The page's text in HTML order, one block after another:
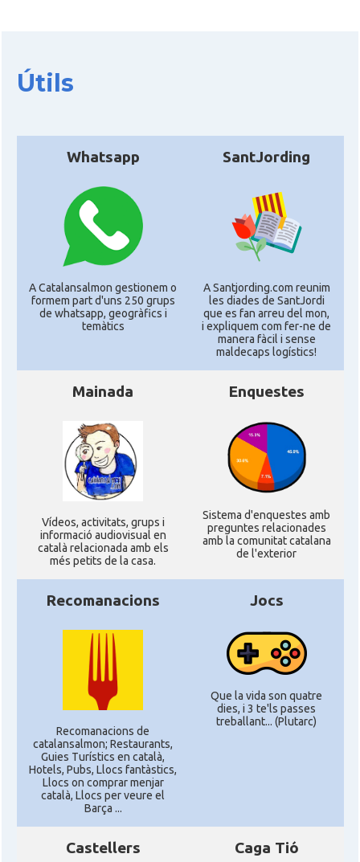
Útils
Whatsapp
A Catalansalmon gestionem o
formem part d'uns 250 grups
de whatsapp, geogràfics i
temàtics
SantJording
A Santjording.com reunim
les diades de SantJordi
que es fan arreu del mon,
i expliquem com fer-ne de
manera fàcil i sense
maldecaps logí­stics!
Mainada
Ví­deos, activitats, grups i
informació audiovisual en
català relacionada amb els
més petits de la casa.
Enquestes
Sistema d'enquestes amb
preguntes relacionades
amb la comunitat catalana
de l'exterior
Recomanacions
Recomanacions de
catalansalmon; Restaurants,
Guies Turístics en català,
Hotels, Pubs, Llocs fantàstics,
Llocs on comprar menjar
català, Llocs per veure el
Barça ...
Jocs
Que la vida son quatre
dies, i 3 te'ls passes
treballant... (Plutarc)
Castellers Caga Tió